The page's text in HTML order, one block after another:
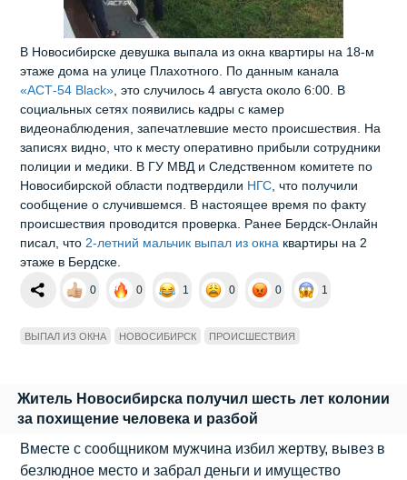
В Новосибирске девушка выпала из окна квартиры на 18‑м
этаже дома на улице Плахотного. По данным канала
«АСТ‑54 Black» , это случилось 4 августа около 6:00. В
социальных сетях появились кадры с камер
видеонаблюдения, запечатлевшие место происшествия. На
записях видно, что к месту оперативно прибыли сотрудники
полиции и медики. В ГУ МВД и Следственном комитете по
Новосибирской области подтвердили НГС , что получили
сообщение о случившемся. В настоящее время по факту
происшествия проводится проверка. Ранее Бердск-Онлайн
писал, что 2-летний мальчик выпал из окна квартиры на 2
этаже в Бердске.
0 0 1 0 0 1
ВЫПАЛ ИЗ ОКНА НОВОСИБИРСК ПРОИСШЕСТВИЯ
Житель Новосибирска получил шесть лет колонии
за похищение человека и разбой
Вместе с сообщником мужчина избил жертву, вывез в
безлюдное место и забрал деньги и имущество